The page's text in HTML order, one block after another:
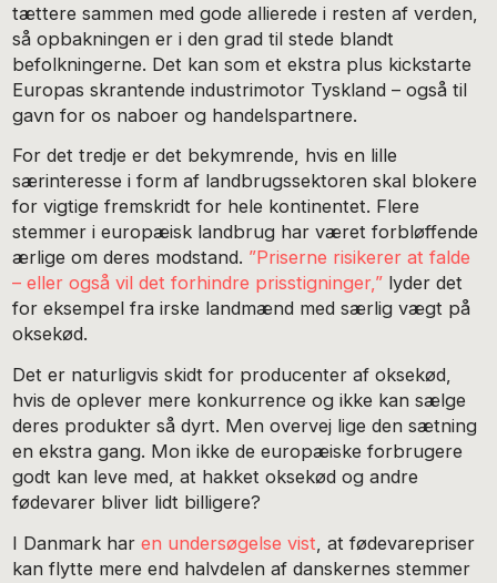
tættere sammen med gode allierede i resten af verden,
så opbakningen er i den grad til stede blandt
befolkningerne. Det kan som et ekstra plus kickstarte
Europas skrantende industrimotor Tyskland – også til
gavn for os naboer og handelspartnere.
For det tredje er det bekymrende, hvis en lille
særinteresse i form af landbrugssektoren skal blokere
for vigtige fremskridt for hele kontinentet. Flere
stemmer i europæisk landbrug har været forbløffende
ærlige om deres modstand. ”Priserne risikerer at falde
– eller også vil det forhindre prisstigninger,” lyder det
for eksempel fra irske landmænd med særlig vægt på
oksekød.
Det er naturligvis skidt for producenter af oksekød,
hvis de oplever mere konkurrence og ikke kan sælge
deres produkter så dyrt. Men overvej lige den sætning
en ekstra gang. Mon ikke de europæiske forbrugere
godt kan leve med, at hakket oksekød og andre
fødevarer bliver lidt billigere?
I Danmark haren undersøgelse vist , at fødevarepriser
kan flytte mere end halvdelen af danskernes stemmer